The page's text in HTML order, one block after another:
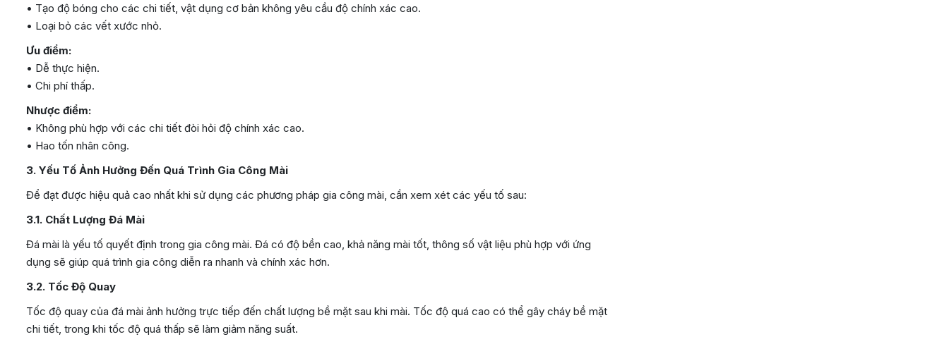
• Tạo độ bóng cho các chi tiết, vật dụng cơ bản không yêu cầu độ chính xác cao.
• Loại bỏ các vết xước nhỏ.
Ưu điểm:
• Dễ thực hiện.
• Chi phí thấp.
Nhược điểm:
• Không phù hợp với các chi tiết đòi hỏi độ chính xác cao.
• Hao tốn nhân công.
3. Yếu Tố Ảnh Hưởng Đến Quá Trình Gia Công Mài
Để đạt được hiệu quả cao nhất khi sử dụng các phương pháp gia công mài, cần xem xét các yếu tố sau:
3.1. Chất Lượng Đá Mài
Đá mài là yếu tố quyết định trong gia công mài. Đá có độ bền cao, khả năng mài tốt, thông số vật liệu phù hợp với ứng
dụng sẽ giúp quá trình gia công diễn ra nhanh và chính xác hơn.
3.2. Tốc Độ Quay
Tốc độ quay của đá mài ảnh hưởng trực tiếp đến chất lượng bề mặt sau khi mài. Tốc độ quá cao có thể gây cháy bề mặt
chi tiết, trong khi tốc độ quá thấp sẽ làm giảm năng suất.